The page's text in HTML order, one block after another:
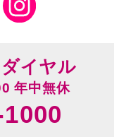
イヤル
年中無休